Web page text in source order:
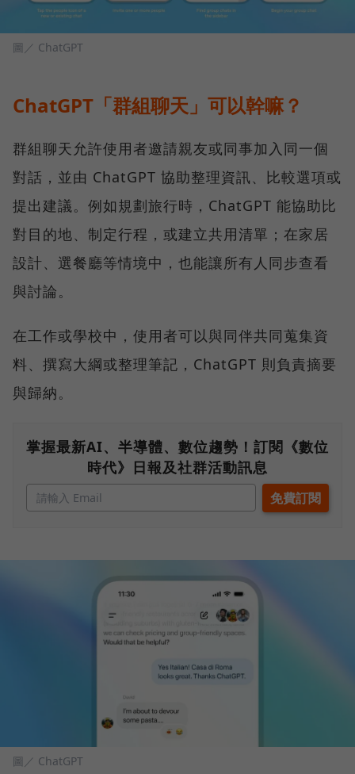
圖／ ChatGPT
ChatGPT「群組聊天」可以幹嘛？
群組聊天允許使用者邀請親友或同事加入同一個
對話，並由 ChatGPT 協助整理資訊、比較選項或
提出建議。例如規劃旅行時，ChatGPT 能協助比
對目的地、制定行程，或建立共用清單；在家居
設計、選餐廳等情境中，也能讓所有人同步查看
與討論。
在工作或學校中，使用者可以與同伴共同蒐集資
料、撰寫大綱或整理筆記，ChatGPT 則負責摘要
與歸納。
掌握最新AI、半導體、數位趨勢！訂閱《數位
時代》日報及社群活動訊息
圖／ ChatGPT